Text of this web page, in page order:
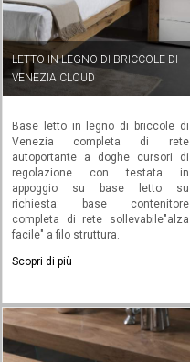
LETTO IN LEGNO DI BRICCOLE DI
VENEZIA CLOUD
Base letto in legno di briccole di
Venezia completa di rete
autoportante a doghe cursori di
regolazione con testata in
appoggio su base letto su
richiesta: base contenitore
completa di rete sollevabile"alza
facile" a filo struttura.
Scopri di più